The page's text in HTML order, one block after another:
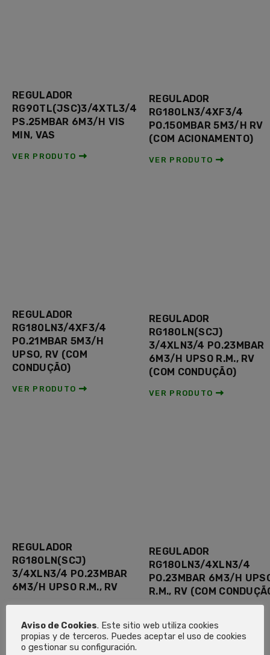
REGULADOR
RG90TL(JSC)3/4XTL3/4
PS.25MBAR 6M3/H VIS
MIN, VAS
VER PRODUTO
REGULADOR
RG180LN3/4XF3/4
PO.150MBAR 5M3/H RV
(COM ACIONAMENTO)
VER PRODUTO
REGULADOR
RG180LN3/4XF3/4
PO.21MBAR 5M3/H
UPSO, RV (COM
CONDUÇÃO)
VER PRODUTO
REGULADOR
RG180LN(SCJ)
3/4XLN3/4 PO.23MBAR
6M3/H UPSO R.M., RV
(COM CONDUÇÃO)
VER PRODUTO
REGULADOR
RG180LN(SCJ)
3/4XLN3/4 PO.23MBAR
6M3/H UPSO R.M., RV
REGULADOR
RG180LN3/4XLN3/4
PO.23MBAR 6M3/H
R.M., RV (COM
Aviso de Cookies. Este sitio web utiliza cookies
propias y de terceros. Puedes aceptar el uso de cookies
o gestionar su configuración.